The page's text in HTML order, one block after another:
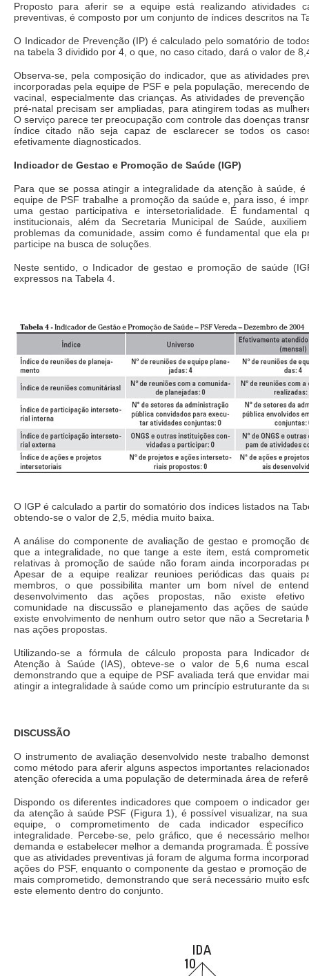
Proposto para aferir se a equipe está realizando atividades
preventivas, é composto por um conjunto de índices descritos na
O Indicador de Prevenção (IP) é calculado pelo somatório de
na tabela 3 dividido por 4, o que, no caso citado, dará o valor de
Observa-se, pela composição do indicador, que as atividades
incorporadas pela equipe de PSF e pela população, merecendo
vacinal, especialmente das crianças. As atividades de
pré-natal precisam ser ampliadas, para atingirem todas as
O serviço parece ter preocupação com controle das doenças
índice citado não seja capaz de esclarecer se todos os
efetivamente diagnosticados.
Indicador de Gestao e Promoção de Saúde (IGP)
Para que se possa atingir a integralidade da atenção à saúde,
equipe de PSF trabalhe a promoção da saúde e, para isso, é
uma gestao participativa e intersetorialidade. É fundamental
institucionais, além da Secretaria Municipal de Saúde,
problemas da comunidade, assim como é fundamental que ela
participe na busca de soluções.
Neste sentido, o Indicador de gestao e promoção de saúde
expressos na Tabela 4.
O IGP é calculado a partir do somatório dos índices listados na
obtendo-se o valor de 2,5, média muito baixa.
A análise do componente de avaliação de gestao e promoção
que a integralidade, no que tange a este item, está
relativas à promoção de saúde não foram ainda incorporadas
Apesar de a equipe realizar reunioes periódicas das quais
membros, o que possibilita manter um bom nível de
desenvolvimento das ações propostas, não existe
comunidade na discussão e planejamento das ações de
existe envolvimento de nenhum outro setor que não a Secretaria
nas ações propostas.
Utilizando-se a fórmula de cálculo proposta para Indicador
Atenção à Saúde (IAS), obteve-se o valor de 5,6 numa
demonstrando que a equipe de PSF avaliada terá que envidar
atingir a integralidade à saúde como um princípio estruturante da
DISCUSSÃO
O instrumento de avaliação desenvolvido neste trabalho
como método para aferir alguns aspectos importantes
atenção oferecida a uma população de determinada área de
Dispondo os diferentes indicadores que compoem o indicador
da atenção à saúde PSF (Figura 1), é possível visualizar, na
equipe, o comprometimento de cada indicador
integralidade. Percebe-se, pelo gráfico, que é necessário
demanda e estabelecer melhor a demanda programada. É
que as atividades preventivas já foram de alguma forma
ações do PSF, enquanto o componente da gestao e promoção
mais comprometido, demonstrando que será necessário muito
este elemento dentro do conjunto.